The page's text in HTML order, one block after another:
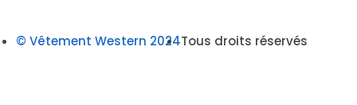
© Vêtement Western 2024Tous droits réservés